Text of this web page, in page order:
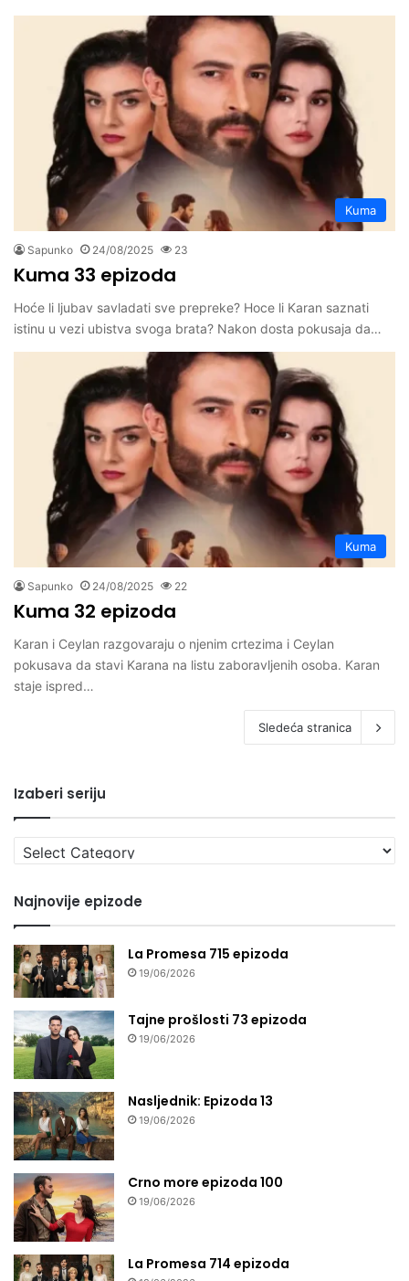
Kuma
Sapunko 24/08/2025 23
Kuma 33 epizoda
Hoće li ljubav savladati sve prepreke? Hoce li Karan saznati
istinu u vezi ubistva svoga brata? Nakon dosta pokusaja da…
Kuma
Sapunko 24/08/2025 22
Kuma 32 epizoda
Karan i Ceylan razgovaraju o njenim crtezima i Ceylan
pokusava da stavi Karana na listu zaboravljenih osoba. Karan
staje ispred…
Sledeća stranica
Izaberi seriju
Izaberi
seriju
Najnovije epizode
La Promesa 715 epizoda
19/06/2026
Tajne prošlosti 73 epizoda
19/06/2026
Nasljednik: Epizoda 13
19/06/2026
Crno more epizoda 100
19/06/2026
La Promesa 714 epizoda